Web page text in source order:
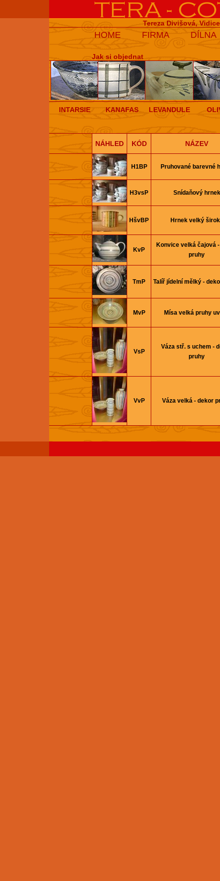
Tereza Divišová,
HOME FIRMA DÍLNA
Jak si objednat
INTARSIE KANAFAS LEVANDULE
NÁHLED KÓD NÁZEV
H1BP Pruhované barevné
H3vsP Snídaňový hrnek
HšvBP Hrnek velký
KvP
Konvice velká čajová
pruhy
TmP Talíř jí­delní­ mělký -
MvP Mísa velká pruhy
VsP
Váza stř. s uchem -
pruhy
VvP Váza velká - dekor